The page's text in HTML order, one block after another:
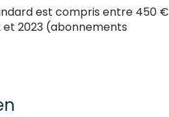
est compris entre 450 €
et 2023 (abonnements